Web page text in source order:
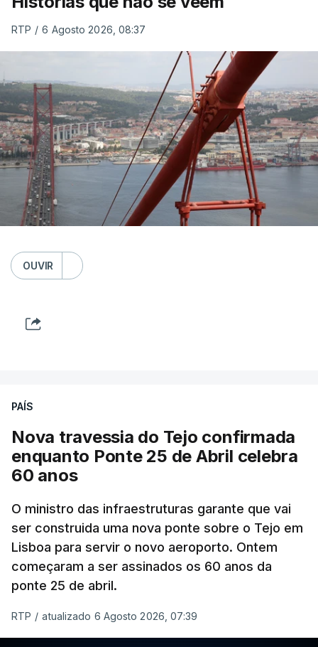
RTP / 6 Agosto 2026, 08:37
OUVIR
PAÍS
Nova travessia do Tejo confirmada
enquanto Ponte 25 de Abril celebra
60 anos
O ministro das infraestruturas garante que vai
ser construida uma nova ponte sobre o Tejo em
Lisboa para servir o novo aeroporto. Ontem
começaram a ser assinados os 60 anos da
ponte 25 de abril.
RTP / atualizado 6 Agosto 2026, 07:39